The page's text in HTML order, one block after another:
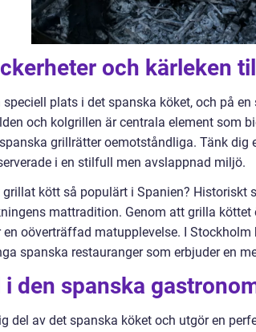
och kärleken
plats i det spanska köket, och på
och kolgrillen är centrala element som
grillrätter oemotståndliga. Tänk dig
i en stilfull men avslappnad miljö.
kött så populärt i Spanien? Historiskt
mattradition. Genom att grilla
en oöverträffad matupplevelse. I
spanska restauranger som erbjuder en
den spanska
del av det spanska köket och utgör en